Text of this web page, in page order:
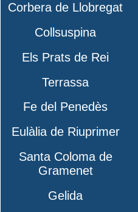
Corbera de Llobregat
Collsuspina
Els Prats de Rei
Terrassa
Fe del Penedès
Eulàlia de Riuprimer
Santa Coloma de
Gramenet
Gelida